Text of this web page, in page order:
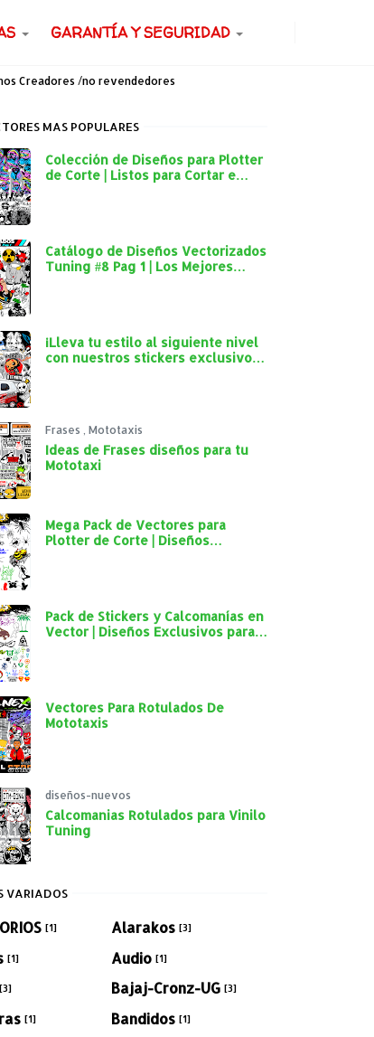
GARANTÍA Y SEGURIDAD
Creadores /no revendedores
MAS POPULARES
Colección de Diseños para Plotter
de Corte | Listos para Cortar e
Catálogo de Diseños Vectorizados
Tuning #8 Pag 1 | Los Mejores
¡Lleva tu estilo al siguiente nivel
con nuestros stickers exclusivos
Frases , Mototaxis
Ideas de Frases diseños para tu
Mototaxi
Mega Pack de Vectores para
Plotter de Corte | Diseños
Pack de Stickers y Calcomanías en
Vector | Diseños Exclusivos para
Vectores Para Rotulados De
Mototaxis
diseños-nuevos
Calcomanias Rotulados para Vinilo
Tuning
VARIADOS
[1] Alarakos [3]
[1] Audio [1]
[3] Bajaj-Cronz-UG [3]
[1] Bandidos [1]